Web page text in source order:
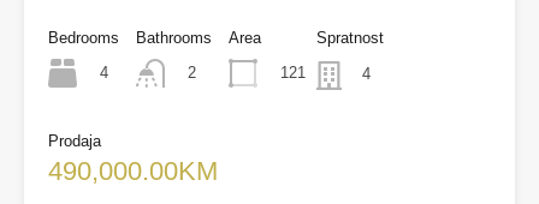
Bedrooms
4
Bathrooms
2
Area
121
Spratnost
4
Prodaja
490,000.00KM